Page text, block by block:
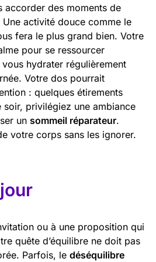
accorder des moments de
Une activité douce comme le
fera le plus grand bien. Votre
pour se ressourcer
hydrater régulièrement
Votre dos pourrait
: quelques étirements
soir, privilégiez une ambiance
un sommeil réparateur.
votre corps sans les ignorer.
ou à une proposition qui
quête d’équilibre ne doit pas
Parfois, le déséquilibre